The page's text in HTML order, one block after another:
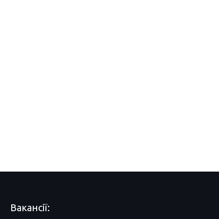
Вакансії: